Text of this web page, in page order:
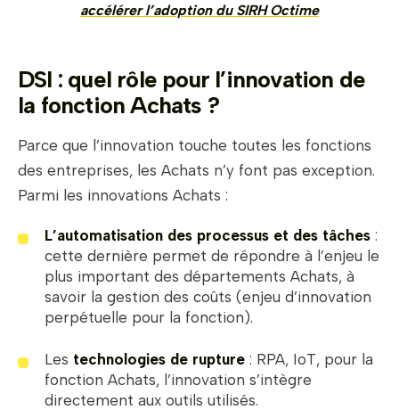
accélérer l’adoption du SIRH Octime
DSI : quel rôle pour l’innovation de
la fonction Achats ?
Parce que l’innovation touche toutes les fonctions
des entreprises, les Achats n’y font pas exception.
Parmi les innovations Achats :
L’automatisation des processus et des tâches :
cette dernière permet de répondre à l’enjeu le
plus important des départements Achats, à
savoir la gestion des coûts (enjeu d’innovation
perpétuelle pour la fonction).
Les technologies de rupture : RPA, IoT, pour la
fonction Achats, l’innovation s’intègre
directement aux outils utilisés.